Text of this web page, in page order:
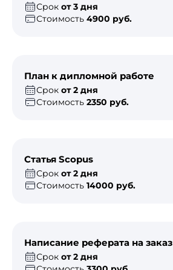
Срок от 3 дня
Стоимость 4900 руб.
План к дипломной работе
Срок от 2 дня
Стоимость 2350 руб.
Статья Scopus
Срок от 2 дня
Стоимость 14000 руб.
Написание реферата на заказ
Срок от 2 дня